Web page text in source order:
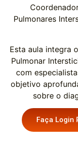
Pulmonares
Esta aula integra
Pulmonar
com
objetivo
sobre o
Faça Login